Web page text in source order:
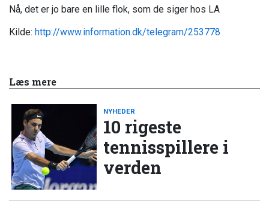
Nå, det er jo bare en lille flok, som de siger hos LA
Kilde: http://www.information.dk/telegram/253778
Læs mere
NYHEDER
10 rigeste
tennisspillere i
verden